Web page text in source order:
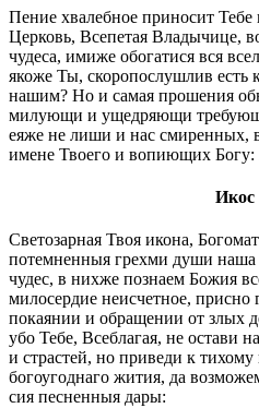
Пение хвалебное приносит Тебе
Церковь, Всепетая Владычице,
чудеса, имиже обогатися вся
якоже Ты, скоропослушлив
нашим? Но и самая прошения
милующи и ущедряющи
еяже не лиши и нас смиренных,
имене Твоего и вопиющих Богу:
Икос
Светозарная Твоя икона,
потемненныя грехми души
чудес, в нихже познаем Божия
милосердие неисчетное, присно
покаянии и обращении от злых
убо Тебе, Всеблагая, не остави
и страстей, но приведи к
богоугоднаго жития, да
сия песненныя дары: